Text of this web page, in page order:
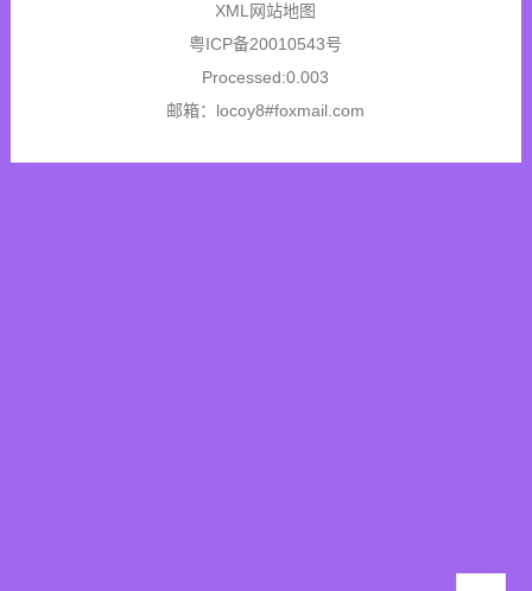
XML网站地图
粤ICP备20010543号
Processed:0.003
邮箱：locoy8#foxmail.com